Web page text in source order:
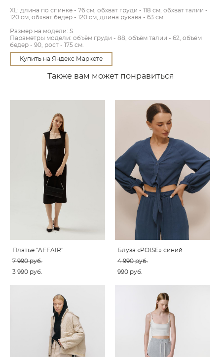
XL: длина по спинке - 76 см, обхват груди - 118 см, обхват талии -
120 см, обхват бедер - 120 см, длина рукава - 63 см.
Размер на модели: S
Параметры модели: объём груди - 88, объём талии - 62, объём
бедер - 90, рост - 175 см.
Купить на Яндекс Маркете
Также вам может понравиться
Платье "AFFAIR"
7 990 pуб.
3 990 pуб.
Блуза «POISE» синий
4 990 pуб.
990 pуб.